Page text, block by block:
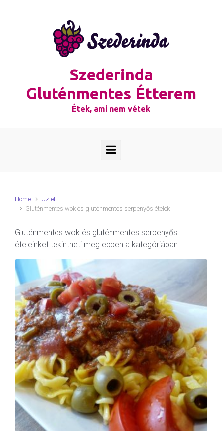
Szederinda
Gluténmentes Étterem
Étek, ami nem vétek
Home
Üzlet
Gluténmentes wok és gluténmentes serpenyős ételek
Gluténmentes wok és gluténmentes serpenyős
ételeinket tekintheti meg ebben a kategóriában